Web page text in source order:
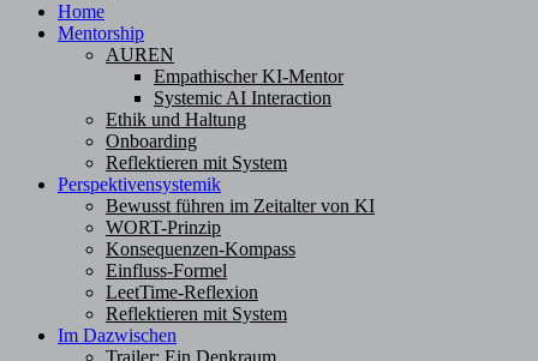
Home
Mentorship
AUREN
Empathischer KI-Mentor
Systemic AI Interaction
Ethik und Haltung
Onboarding
Reflektieren mit System
Perspektivensystemik
Bewusst führen im Zeitalter von KI
WORT-Prinzip
Konsequenzen-Kompass
Einfluss-Formel
LeetTime-Reflexion
Reflektieren mit System
Im Dazwischen